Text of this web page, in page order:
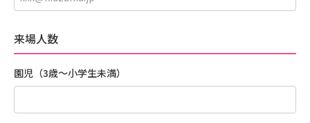
来場人数
園児（3歳〜小学生未満）